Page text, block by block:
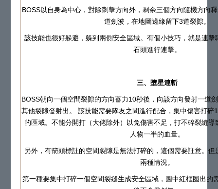
BOSS以自身為中心，對除刺擊方向外，剩余三個方向隨機方向
道劍波，在地圖邊緣留下3道裂隙。
該技能也很好躲避，躲到兩側安全區域。有個小技巧，就是連擊
石頭進行連擊。
三、 墮星連斬
BOSS朝向一個空間裂隙的方向蓄力10秒後，向該方向發射一道
其他裂隙發射出。 該技能需要隊友之間進行配合，集中傷害打碎
的區域。不能分開打（大佬除外）以免傷害不足，打不碎裂縫
人物一半的血量。
另外，有箭頭標註的空間裂隙是無法打碎的，這個需要註意。
兩種情況。
第一種要集中打碎一個空間裂縫生成安全區域，圖中紅框圈出的